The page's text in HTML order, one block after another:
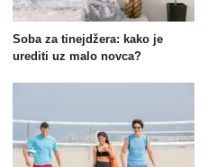
Soba za tinejdžera: kako je
urediti uz malo novca?